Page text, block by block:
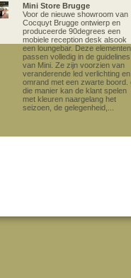
Mini Store Brugge
Voor de nieuwe showroom van
Cocquyt Brugge ontwierp en
produceerde 90degrees een
mobiele reception desk alsook
een loungebar. Deze elementen
passen volledig in de guidelines
van Mini. Ze zijn voorzien van
veranderende led verlichting en
omrand met een zwarte boord.
die manier kan de klant spelen
met kleuren naargelang het
seizoen, de gelegenheid,...